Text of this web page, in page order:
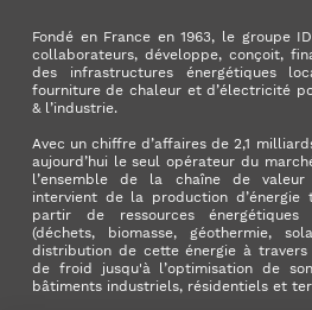
Fondé en France en 1963, le groupe
collaborateurs, développe, conçoit,
des infrastructures énergétiques
fourniture de chaleur et d’électricité
& l’industrie.
Avec un chiffre d’affaires de 2,1
aujourd’hui le seul opérateur du
l’ensemble de la chaîne de
intervient de la production
partir de ressources
(déchets, biomasse, géothermie,
distribution de cette énergie à
de froid jusqu'à l’optimisation de
bâtiments industriels, résidentiels et